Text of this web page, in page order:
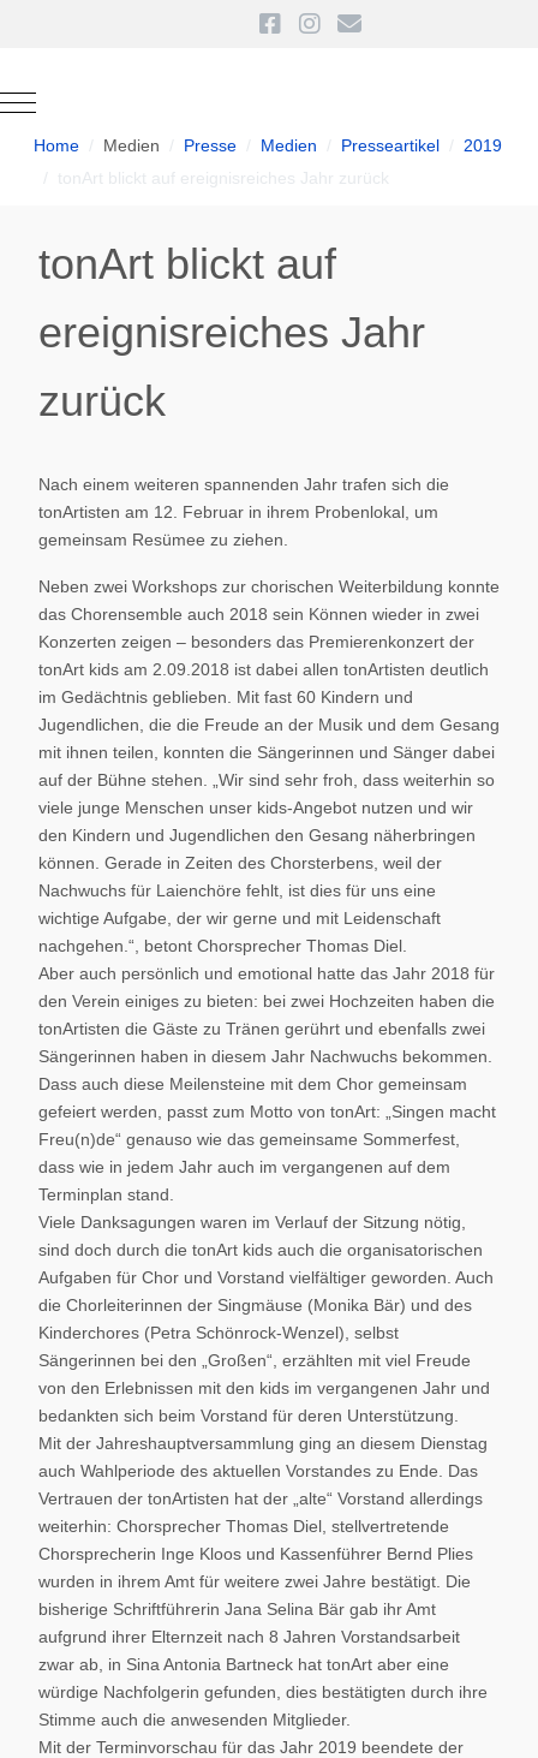
Mobile Menu Toggle
Home Medien Presse Medien Presseartikel
2019
tonArt blickt auf ereignisreiches Jahr zurück
tonArt blickt auf
ereignisreiches Jahr
zurück
Nach einem weiteren spannenden Jahr trafen sich die
tonArtisten am 12. Februar in ihrem Probenlokal, um
gemeinsam Resümee zu ziehen.
Neben zwei Workshops zur chorischen Weiterbildung konnte
das Chorensemble auch 2018 sein Können wieder in zwei
Konzerten zeigen – besonders das Premierenkonzert der
tonArt kids am 2.09.2018 ist dabei allen tonArtisten deutlich
im Gedächtnis geblieben. Mit fast 60 Kindern und
Jugendlichen, die die Freude an der Musik und dem Gesang
mit ihnen teilen, konnten die Sängerinnen und Sänger dabei
auf der Bühne stehen. „Wir sind sehr froh, dass weiterhin so
viele junge Menschen unser kids-Angebot nutzen und wir
den Kindern und Jugendlichen den Gesang näherbringen
können. Gerade in Zeiten des Chorsterbens, weil der
Nachwuchs für Laienchöre fehlt, ist dies für uns eine
wichtige Aufgabe, der wir gerne und mit Leidenschaft
nachgehen.“, betont Chorsprecher Thomas Diel.
Aber auch persönlich und emotional hatte das Jahr 2018 für
den Verein einiges zu bieten: bei zwei Hochzeiten haben die
tonArtisten die Gäste zu Tränen gerührt und ebenfalls zwei
Sängerinnen haben in diesem Jahr Nachwuchs bekommen.
Dass auch diese Meilensteine mit dem Chor gemeinsam
gefeiert werden, passt zum Motto von tonArt: „Singen macht
Freu(n)de“ genauso wie das gemeinsame Sommerfest,
dass wie in jedem Jahr auch im vergangenen auf dem
Terminplan stand.
Viele Danksagungen waren im Verlauf der Sitzung nötig,
sind doch durch die tonArt kids auch die organisatorischen
Aufgaben für Chor und Vorstand vielfältiger geworden. Auch
die Chorleiterinnen der Singmäuse (Monika Bär) und des
Kinderchores (Petra Schönrock-Wenzel), selbst
Sängerinnen bei den „Großen“, erzählten mit viel Freude
von den Erlebnissen mit den kids im vergangenen Jahr und
bedankten sich beim Vorstand für deren Unterstützung.
Mit der Jahreshauptversammlung ging an diesem Dienstag
auch Wahlperiode des aktuellen Vorstandes zu Ende. Das
Vertrauen der tonArtisten hat der „alte“ Vorstand allerdings
weiterhin: Chorsprecher Thomas Diel, stellvertretende
Chorsprecherin Inge Kloos und Kassenführer Bernd Plies
wurden in ihrem Amt für weitere zwei Jahre bestätigt. Die
bisherige Schriftführerin Jana Selina Bär gab ihr Amt
aufgrund ihrer Elternzeit nach 8 Jahren Vorstandsarbeit
zwar ab, in Sina Antonia Bartneck hat tonArt aber eine
würdige Nachfolgerin gefunden, dies bestätigten durch ihre
Stimme auch die anwesenden Mitglieder.
Mit der Terminvorschau für das Jahr 2019 beendete der